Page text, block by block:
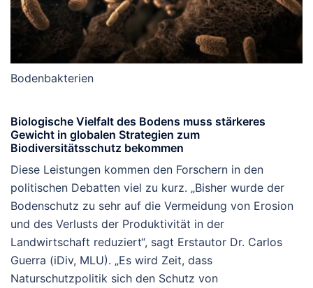
Bodenbakterien
Biologische Vielfalt des Bodens muss stärkeres
Gewicht in globalen Strategien zum
Biodiversitätsschutz bekommen
Diese Leistungen kommen den Forschern in den
politischen Debatten viel zu kurz. „Bisher wurde der
Bodenschutz zu sehr auf die Vermeidung von Erosion
und des Verlusts der Produktivität in der
Landwirtschaft reduziert“, sagt Erstautor Dr. Carlos
Guerra (iDiv, MLU). „Es wird Zeit, dass
Naturschutzpolitik sich den Schutz von